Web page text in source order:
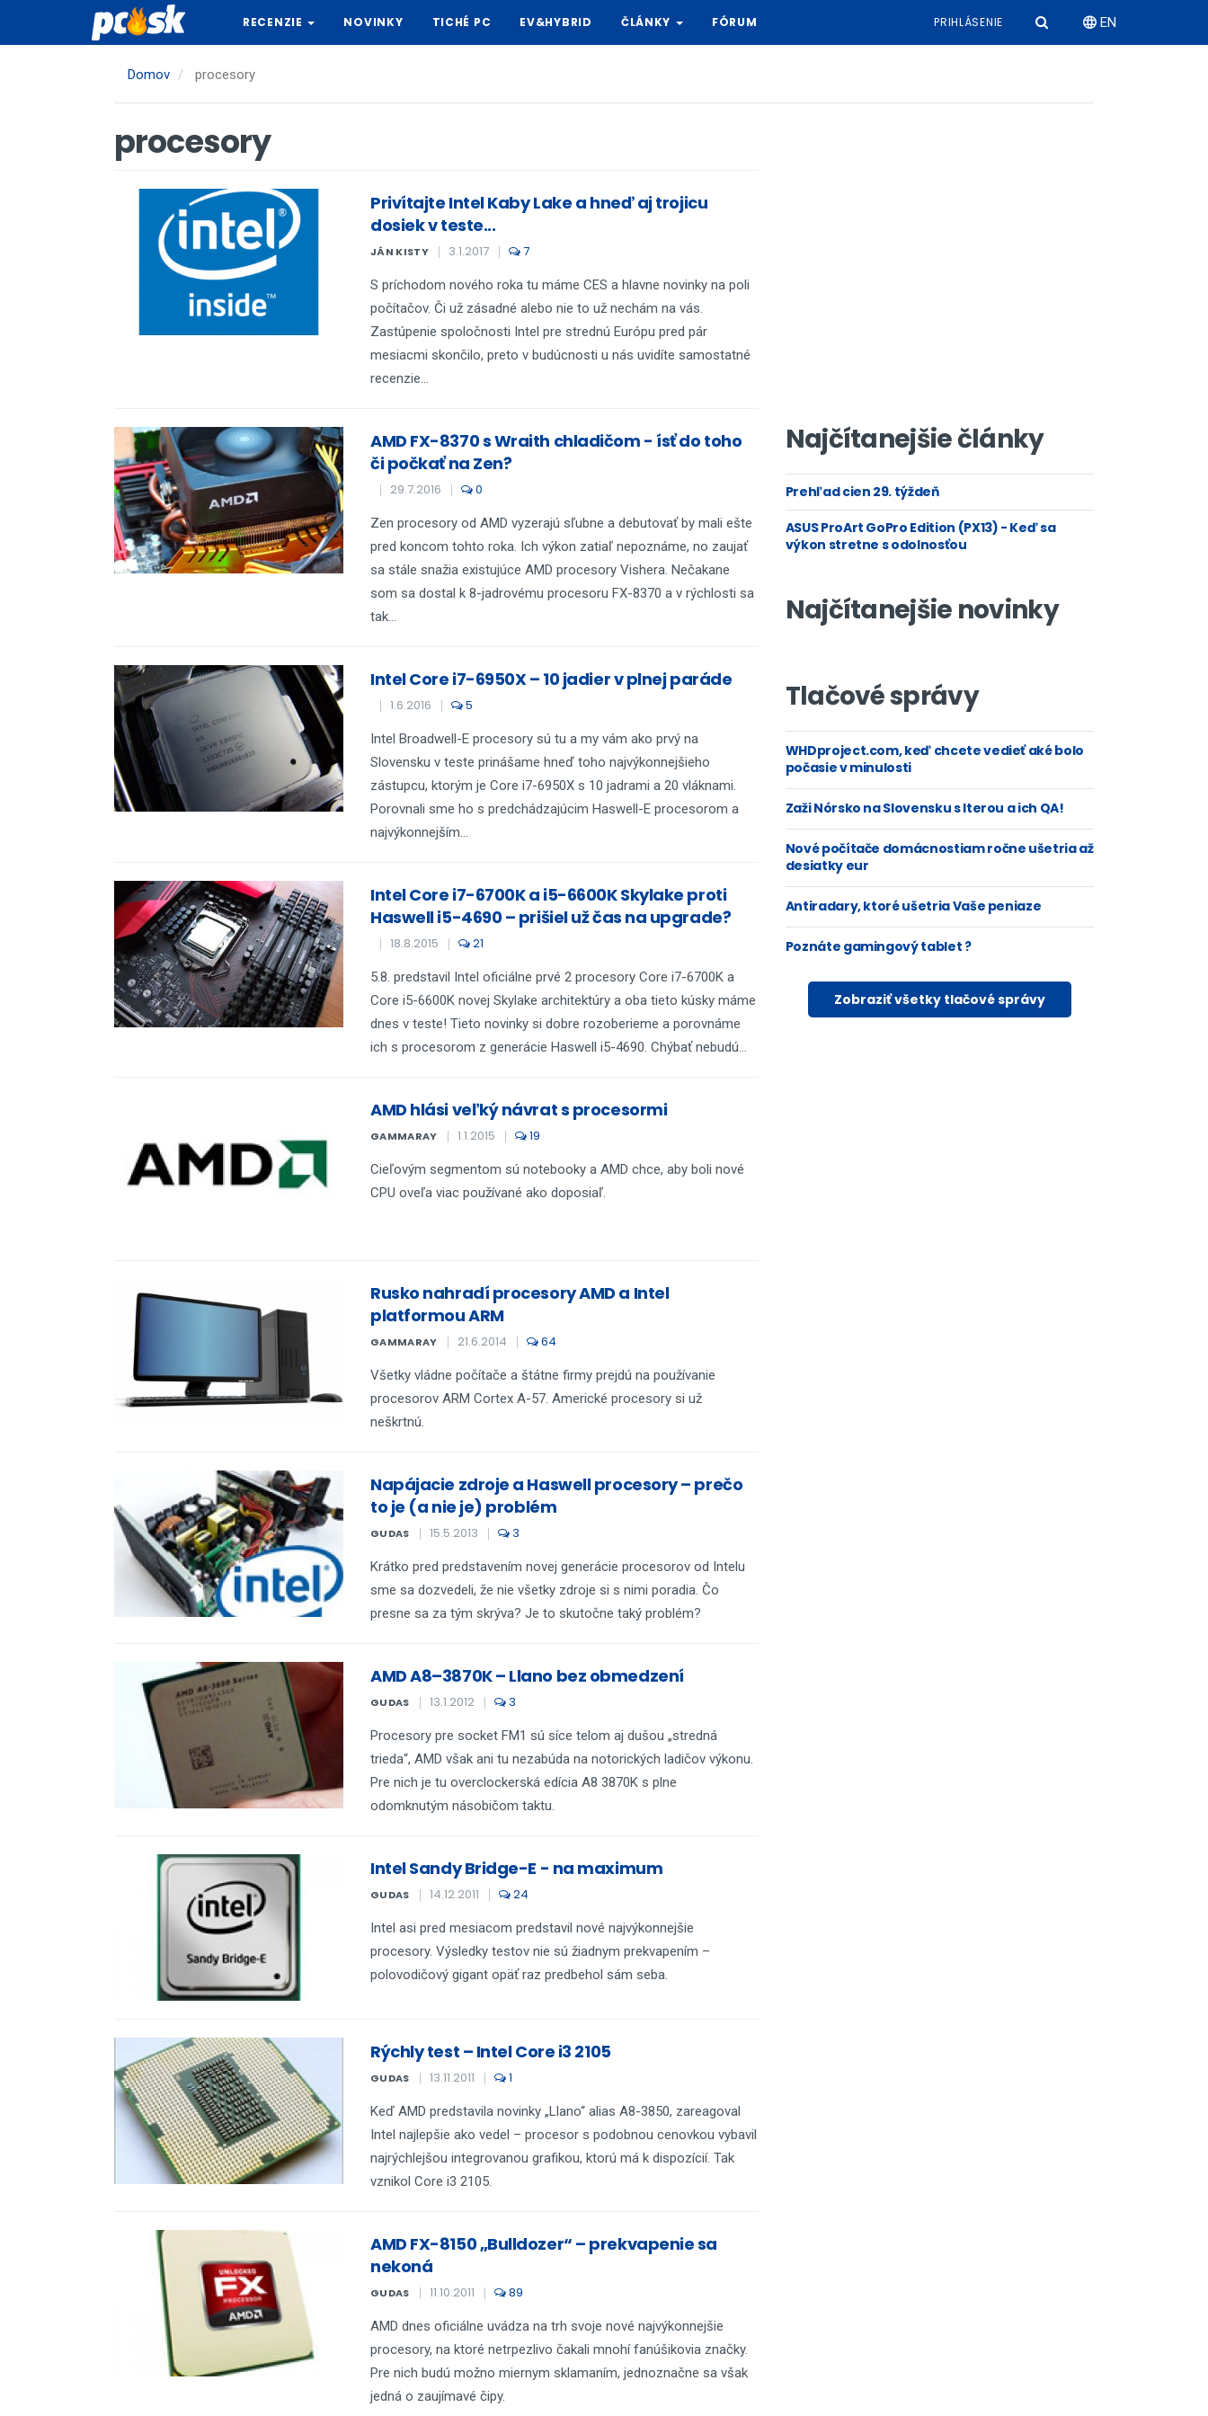
hlavný
RECENZIE NOVINKY TICHÉ PC EV&HYBRID ČLÁNKY FÓRUM PRIHLÁSENIE EN
Domov procesory
procesory
Privítajte Intel Kaby Lake a hneď aj trojicu
dosiek v teste...
JÁN KISTY 3.1.2017 7
S príchodom nového roka tu máme CES a hlavne novinky na poli
počítačov. Či už zásadné alebo nie to už nechám na vás.
Zastúpenie spoločnosti Intel pre strednú Európu pred pár
mesiacmi skončilo, preto v budúcnosti u nás uvidíte samostatné
recenzie...
AMD FX-8370 s Wraith chladičom - ísť do toho
či počkať na Zen?
29.7.2016 0
Zen procesory od AMD vyzerajú sľubne a debutovať by mali ešte
pred koncom tohto roka. Ich výkon zatiaľ nepoznáme, no zaujať
sa stále snažia existujúce AMD procesory Vishera. Nečakane
som sa dostal k 8-jadrovému procesoru FX-8370 a v rýchlosti sa
tak...
Intel Core i7-6950X – 10 jadier v plnej paráde
1.6.2016 5
Intel Broadwell-E procesory sú tu a my vám ako prvý na
Slovensku v teste prinášame hneď toho najvýkonnejšieho
zástupcu, ktorým je Core i7-6950X s 10 jadrami a 20 vláknami.
Porovnali sme ho s predchádzajúcim Haswell-E procesorom a
najvýkonnejším...
Intel Core i7-6700K a i5-6600K Skylake proti
Haswell i5-4690 – prišiel už čas na upgrade?
18.8.2015 21
5.8. predstavil Intel oficiálne prvé 2 procesory Core i7-6700K a
Core i5-6600K novej Skylake architektúry a oba tieto kúsky máme
dnes v teste! Tieto novinky si dobre rozoberieme a porovnáme
ich s procesorom z generácie Haswell i5-4690. Chýbať nebudú...
AMD hlási veľký návrat s procesormi
GAMMARAY 1.1.2015 19
Cieľovým segmentom sú notebooky a AMD chce, aby boli nové
CPU oveľa viac používané ako doposiaľ.
Rusko nahradí procesory AMD a Intel
platformou ARM
GAMMARAY 21.6.2014 64
Všetky vládne počítače a štátne firmy prejdú na používanie
procesorov ARM Cortex A-57. Americké procesory si už
neškrtnú.
Napájacie zdroje a Haswell procesory – prečo
to je (a nie je) problém
GUDAS 15.5.2013 3
Krátko pred predstavením novej generácie procesorov od Intelu
sme sa dozvedeli, že nie všetky zdroje si s nimi poradia. Čo
presne sa za tým skrýva? Je to skutočne taký problém?
AMD A8–3870K – Llano bez obmedzení
GUDAS 13.1.2012 3
Procesory pre socket FM1 sú síce telom aj dušou „stredná
trieda“, AMD však ani tu nezabúda na notorických ladičov výkonu.
Pre nich je tu overclockerská edícia A8 3870K s plne
odomknutým násobičom taktu.
Intel Sandy Bridge-E - na maximum
GUDAS 14.12.2011 24
Intel asi pred mesiacom predstavil nové najvýkonnejšie
procesory. Výsledky testov nie sú žiadnym prekvapením –
polovodičový gigant opäť raz predbehol sám seba.
Rýchly test – Intel Core i3 2105
GUDAS 13.11.2011 1
Keď AMD predstavila novinky „Llano“ alias A8-3850, zareagoval
Intel najlepšie ako vedel – procesor s podobnou cenovkou vybavil
najrýchlejšou integrovanou grafikou, ktorú má k dispozícií. Tak
vznikol Core i3 2105.
AMD FX-8150 „Bulldozer“ – prekvapenie sa
nekoná
GUDAS 11.10.2011 89
AMD dnes oficiálne uvádza na trh svoje nové najvýkonnejšie
procesory, na ktoré netrpezlivo čakali mnohí fanúšikovia značky.
Pre nich budú možno miernym sklamaním, jednoznačne sa však
jedná o zaujímavé čipy.
Najčítanejšie články
Prehľad cien 29. týždeň
ASUS ProArt GoPro Edition (PX13) - Keď sa
výkon stretne s odolnosťou
Najčítanejšie novinky
Tlačové správy
WHDproject.com, keď chcete vedieť aké bolo
počasie v minulosti
Zaži Nórsko na Slovensku s Iterou a ich QA!
Nové počítače domácnostiam ročne ušetria až
desiatky eur
Antiradary, ktoré ušetria Vaše peniaze
Poznáte gamingový tablet ?
Zobraziť všetky tlačové správy